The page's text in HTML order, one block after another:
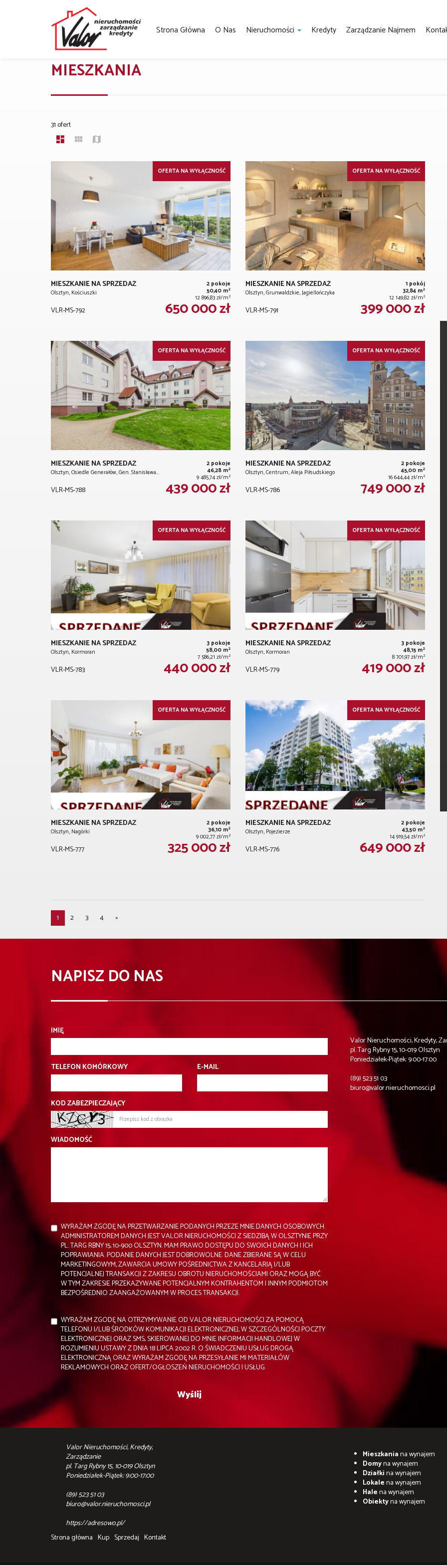
Strona Główna O Nas Nieruchomości Kredyty Zarządzanie Najmem
MIESZKANIA
31 ofert
OFERTA NA WYŁĄCZNOŚĆ
MIESZKANIE NA SPRZEDAŻ
Olsztyn, Kościuszki
2 pokoje
50,40 m2
12 896,83 zł/m2
VLR-MS-792 650 000 zł
OFERTA NA WYŁĄCZNOŚĆ
MIESZKANIE NA SPRZEDAŻ
Olsztyn, Grunwaldzkie, Jagiellończyka
1 pokój
32,84 m2
12 149,82 zł/m2
VLR-MS-791 399 000 zł
OFERTA NA WYŁĄCZNOŚĆ
MIESZKANIE NA SPRZEDAŻ
Olsztyn, Osiedle Generałów, Gen. Stanisława…
2 pokoje
46,28 m2
9 485,74 zł/m2
VLR-MS-788 439 000 zł
OFERTA NA WYŁĄCZNOŚĆ
MIESZKANIE NA SPRZEDAŻ
Olsztyn, Centrum, Aleja Piłsudskiego
2 pokoje
45,00 m2
16 644,44 zł/m2
VLR-MS-786 749 000 zł
OFERTA NA WYŁĄCZNOŚĆ
MIESZKANIE NA SPRZEDAŻ
Olsztyn, Kormoran
3 pokoje
58,00 m2
7 586,21 zł/m2
VLR-MS-783 440 000 zł
OFERTA NA WYŁĄCZNOŚĆ
MIESZKANIE NA SPRZEDAŻ
Olsztyn, Kormoran
3 pokoje
48,15 m2
8 701,97 zł/m2
VLR-MS-779 419 000 zł
OFERTA NA WYŁĄCZNOŚĆ
MIESZKANIE NA SPRZEDAŻ
Olsztyn, Nagórki
2 pokoje
36,10 m2
9 002,77 zł/m2
VLR-MS-777 325 000 zł
OFERTA NA WYŁĄCZNOŚĆ
MIESZKANIE NA SPRZEDAŻ
Olsztyn, Pojezierze
2 pokoje
43,50 m2
14 919,54 zł/m2
VLR-MS-776 649 000 zł
1 2 3 4 »
NAPISZ DO NAS
IMIĘ
TELEFON KOMÓRKOWY E-MAIL
KOD ZABEZPIECZAJĄCY
WIADOMOŚĆ
WYRAŻAM ZGODĘ NA PRZETWARZANIE PODANYCH PRZEZE MNIE DANYCH OSOBOWYCH.
ADMINISTRATOREM DANYCH JEST VALOR NIERUCHOMOŚCI Z SIEDZIBĄ W OLSZTYNIE PRZY
PL. TARG RBNY 15, 10-900 OLSZTYN. MAM PRAWO DOSTĘPU DO SWOICH DANYCH I ICH
POPRAWIANIA. PODANIE DANYCH JEST DOBROWOLNE. DANE ZBIERANE SĄ W CELU
MARKETINGOWYM, ZAWARCIA UMOWY POŚREDNICTWA Z KANCELARIĄ I/LUB
POTENCJALNEJ TRANSAKCJI Z ZAKRESU OBROTU NIERUCHOMOŚCIAMI ORAZ MOGĄ BYĆ
W TYM ZAKRESIE PRZEKAZYWANE POTENCJALNYM KONTRAHENTOM I INNYM PODMIOTOM
BEZPOŚREDNIO ZAANGAŻOWANYM W PROCES TRANSAKCJI.
WYRAŻAM ZGODĘ NA OTRZYMYWANIE OD VALOR NIERUCHOMOŚCI ZA POMOCĄ
TELEFONU I/LUB ŚRODKÓW KOMUNIKACJI ELEKTRONICZNEJ, W SZCZEGÓLNOŚCI POCZTY
ELEKTRONICZNEJ ORAZ SMS, SKIEROWANEJ DO MNIE INFORMACJI HANDLOWEJ W
ROZUMIENIU USTAWY Z DNIA 18 LIPCA 2002 R. O ŚWIADCZENIU USŁUG DROGĄ
ELEKTRONICZNĄ ORAZ WYRAŻAM ZGODĘ NA PRZESYŁANIE MI MATERIAŁÓW
REKLAMOWYCH ORAZ OFERT/OGŁOSZEŃ NIERUCHOMOŚCI I USŁUG.
Valor Nieruchomości, Kredyty,
pl. Targ Rybny 15, 10-019 Olsztyn
Poniedziałek-Piątek: 9:00-17:00
(89) 523 51 03
biuro@valor.nieruchomosci.pl
Valor Nieruchomości, Kredyty,
Zarządzanie
pl. Targ Rybny 15, 10-019 Olsztyn
Poniedziałek-Piątek: 9:00-17:00
(89) 523 51 03
biuro@valor.nieruchomosci.pl
https://adresowo.pl/
Mieszkaniana wynajem
Domyna wynajem
Działkina wynajem
Lokalena wynajem
Halena wynajem
Obiektyna wynajem
Strona główna Kup Sprzedaj Kontakt